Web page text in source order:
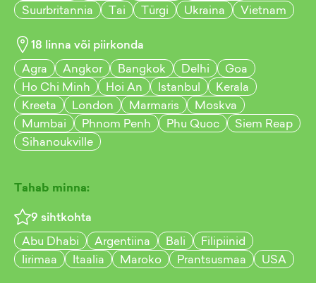
Suurbritannia
Tai Türgi Ukraina Vietnam
18 linna või piirkonda
Agra
Angkor Bangkok Delhi
Goa
Ho Chi Minh
Hoi An Istanbul
Kerala
Kreeta
London Marmaris
Moskva
Mumbai
Phnom Penh Phu Quoc
Siem Reap
Sihanoukville
Tahab minna:
9 sihtkohta
Abu Dhabi
Argentiina Bali
Filipiinid
Iirimaa
Itaalia Maroko Prantsusmaa USA